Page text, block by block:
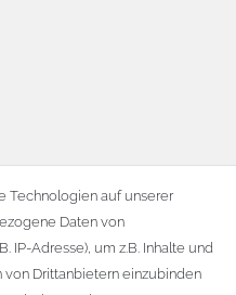
Technologien auf unserer
Daten von
IP-Adresse), um z.B. Inhalte und
Drittanbietern einzubinden